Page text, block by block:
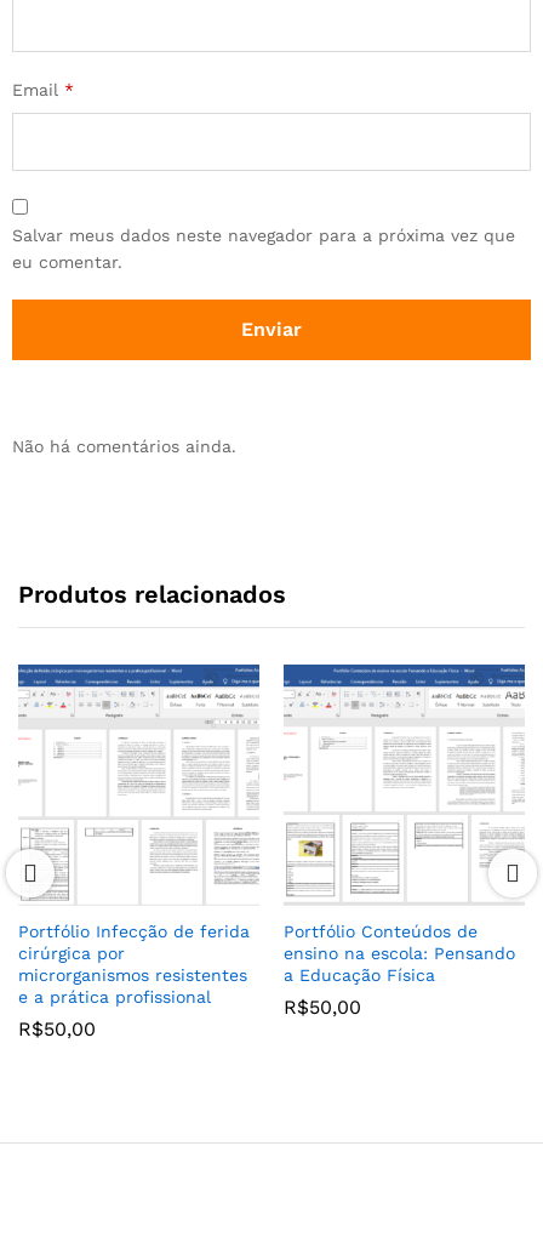
Email *
Salvar meus dados neste navegador para a próxima vez que
eu comentar.
Não há comentários ainda.
Produtos relacionados
Portfólio Infecção de ferida
cirúrgica por
microrganismos resistentes
e a prática profissional
R$50,00
Portfólio Conteúdos de
ensino na escola: Pensando
a Educação Física
R$50,00